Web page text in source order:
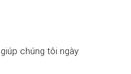
chúng tôi ngày